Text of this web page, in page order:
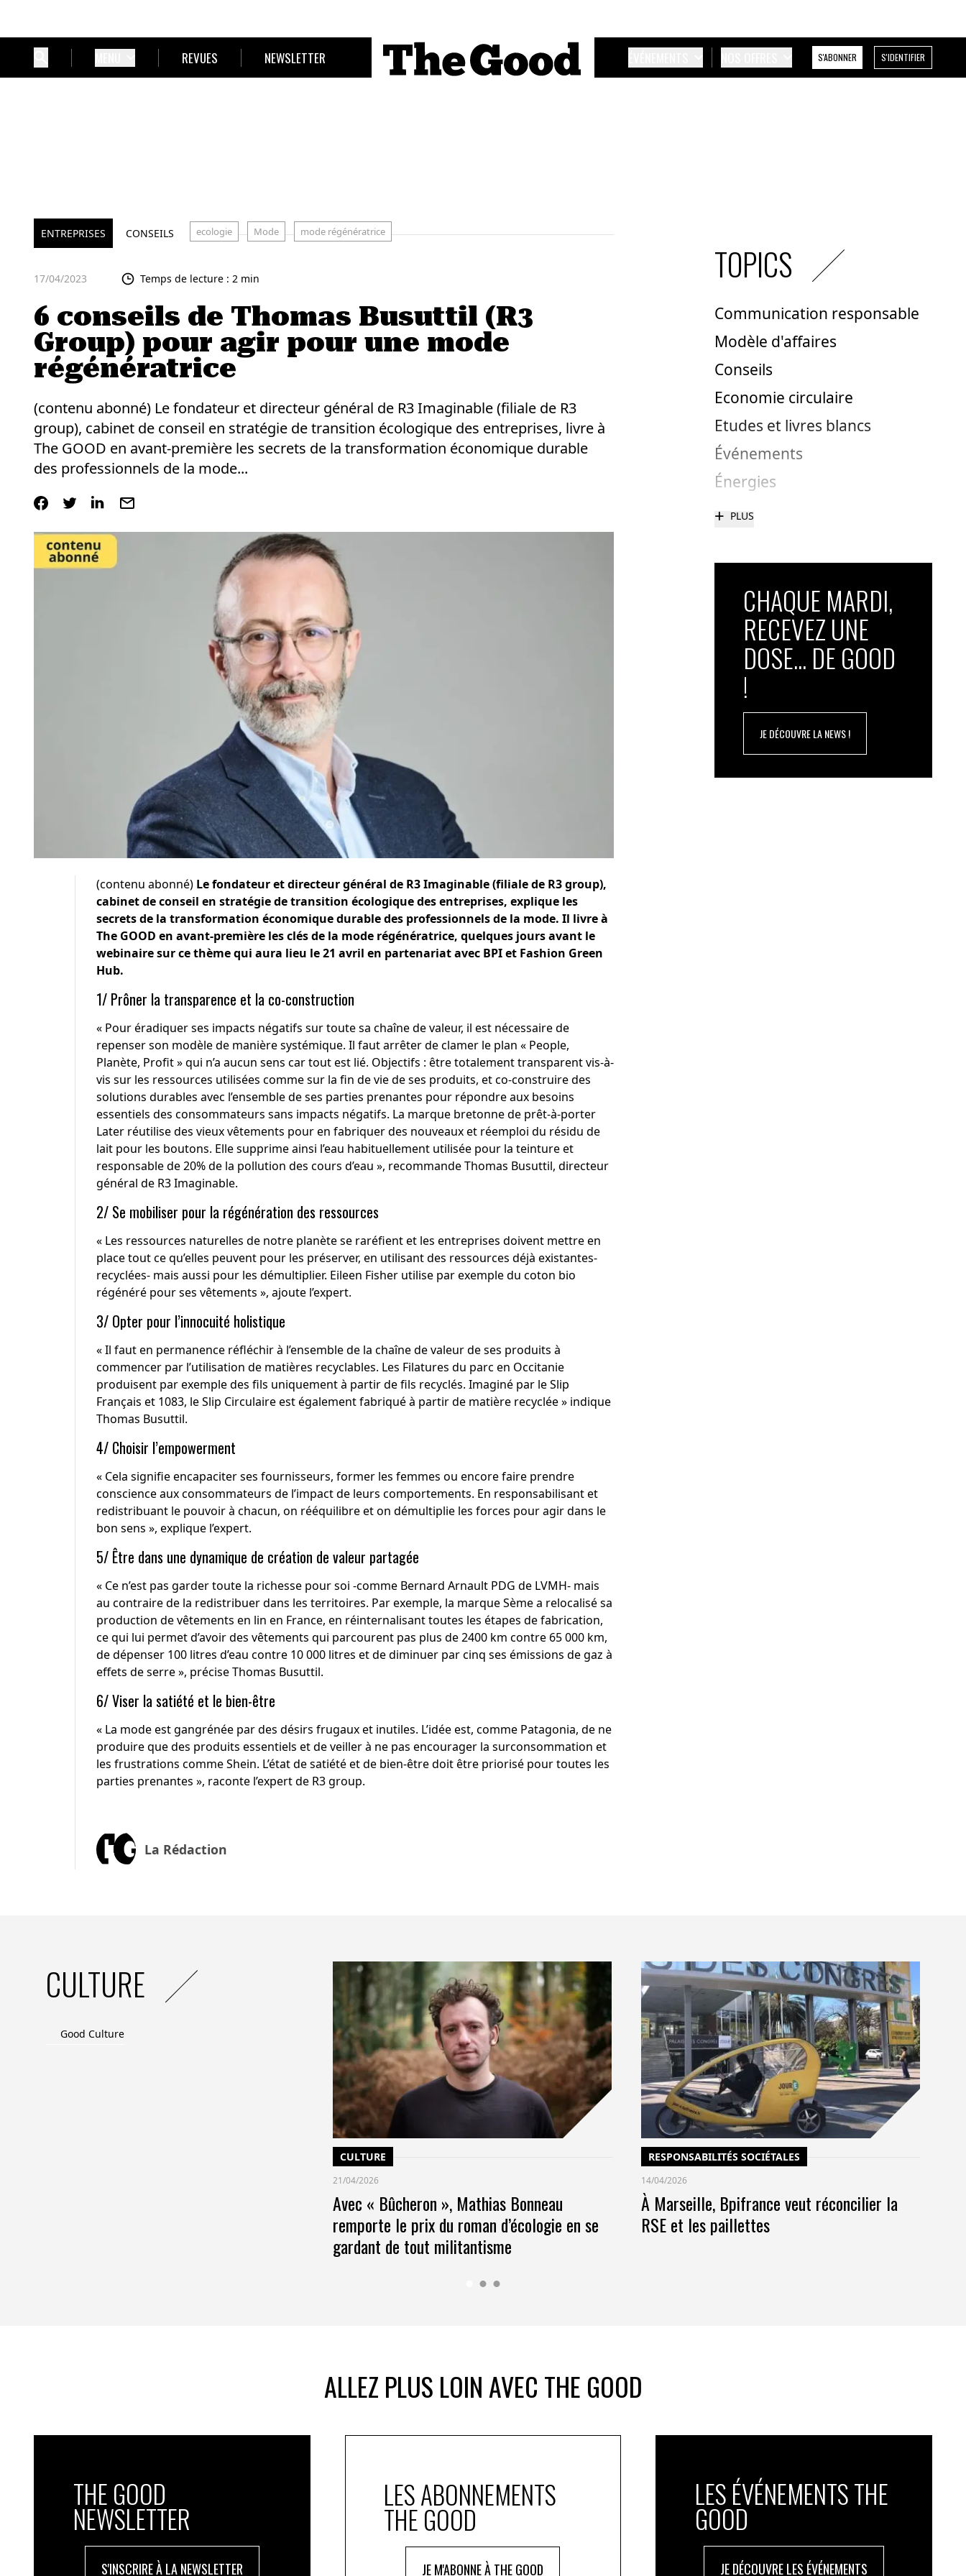
REVUES NEWSLETTER S'ABONNER S'IDENTIFIER
ENTREPRISES CONSEILS ecologie Mode mode régénératrice
17/04/2023 Temps de lecture : 2 min
6 conseils de Thomas Busuttil (R3
Group) pour agir pour une mode
régénératrice
(contenu abonné) Le fondateur et directeur général de R3 Imaginable (filiale de R3
group), cabinet de conseil en stratégie de transition écologique des entreprises, livre à
The GOOD en avant-première les secrets de la transformation économique durable
des professionnels de la mode...
(contenu abonné) Le fondateur et directeur général de R3 Imaginable(filiale de R3 group),
cabinet de conseil en stratégie de transition écologique des entreprises, explique les
secrets de la transformation économique durable des professionnels de la mode. Il livre à
The GOOD en avant-première les clés de la mode régénératrice, quelques jours avant le
webinaire sur ce thème qui aura lieu le 21 avril en partenariat avec BPI et Fashion Green
Hub.
1/ Prôner la transparence et la co-construction
« Pour éradiquer ses impacts négatifs sur toute sa chaîne de valeur, il est nécessaire de
repenser son modèle de manière systémique. Il faut arrêter de clamer le plan « People,
Planète, Profit » qui n’a aucun sens car tout est lié. Objectifs : être totalement transparent vis-à-
vis sur les ressources utilisées comme sur la fin de vie de ses produits, et co-construire des
solutions durables avec l’ensemble de ses parties prenantes pour répondre aux besoins
essentiels des consommateurs sans impacts négatifs. La marque bretonne de prêt-à-porter
Laterréutilise des vieux vêtements pour en fabriquer des nouveaux et réemploi du résidu de
laitpour les boutons. Elle supprime ainsi l’eau habituellement utilisée pour la teinture et
responsable de 20% de la pollution des cours d’eau », recommande Thomas Busuttil, directeur
général de R3 Imaginable.
2/ Se mobiliser pour la régénération des ressources
« Les ressources naturelles de notre planète se raréfient et les entreprises doivent mettre en
place tout ce qu’elles peuvent pour les préserver, en utilisant des ressources déjà existantes-
recyclées- mais aussi pour les démultiplier. Eileen Fisherutilise par exemple du coton bio
régénéré pour ses vêtements », ajoute l’expert.
3/ Opter pour l’innocuité holistique
« Il faut en permanence réfléchir à l’ensemble de la chaîne de valeur de ses produits à
commencer par l’utilisation de matières recyclables. Les Filatures du parc en Occitanie
produisent par exemple des fils uniquement à partir de fils recyclés. Imaginé par le Slip
Français et 1083, leSlip Circulaireest également fabriqué à partir de matière recyclée » indique
Thomas Busuttil.
4/ Choisir l’empowerment
« Cela signifie encapaciter ses fournisseurs, former les femmes ou encore faire prendre
conscience aux consommateurs de l’impact de leurs comportements. En responsabilisant et
redistribuant le pouvoir à chacun, on rééquilibre et on démultiplie les forces pour agir dans le
bon sens », explique l’expert.
5/ Être dans une dynamique de création de valeur partagée
« Ce n’est pas garder toute la richesse pour soi -comme Bernard Arnault PDG de LVMH- mais
au contraire de la redistribuer dans les territoires. Par exemple, la marque Sèmea relocalisé sa
production de vêtements en lin en France, en réinternalisant toutes les étapes de fabrication,
ce qui lui permet d’avoir des vêtements qui parcourent pas plus de 2400 km contre 65 000 km,
de dépenser 100 litres d’eau contre 10 000 litres et de diminuer par cinq ses émissions de gaz à
effets de serre », précise Thomas Busuttil.
6/ Viser la satiété et le bien-être
« La mode est gangrénée par des désirs frugaux et inutiles. L’idée est, comme Patagonia, de ne
produire que des produits essentiels et de veiller à ne pas encourager la surconsommation et
les frustrations comme Shein. L’état de satiété et de bien-être doit être priorisé pour toutes les
parties prenantes », raconte l’expert de R3 group.
La Rédaction
TOPICS
Communication responsable
Modèle d'affaires
Conseils
Economie circulaire
Etudes et livres blancs
Événements
Énergies
+ PLUS
CHAQUE MARDI,
RECEVEZ UNE
DOSE... DE GOOD
!
JE DÉCOUVRE LA NEWS !
CULTURE
Good Culture
CULTURE
21/04/2026
Avec « Bûcheron », Mathias Bonneau
remporte le prix du roman d’écologie en se
gardant de tout militantisme
RESPONSABILITÉS SOCIÉTALES
14/04/2026
À Marseille, Bpifrance veut réconcilier la
RSE et les paillettes
ALLEZ PLUS LOIN AVEC THE GOOD
THE GOOD
NEWSLETTER
S'INSCRIRE À LA NEWSLETTER
LES ABONNEMENTS
THE GOOD
JE M'ABONNE À THE GOOD
LES ÉVÉNEMENTS THE
GOOD
JE DÉCOUVRE LES ÉVÉNEMENTS